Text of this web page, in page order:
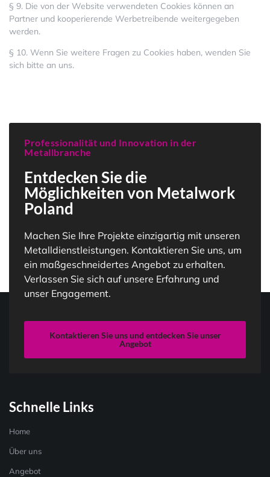
§ 9. Die von der Website verwendeten Cookies können an
Partner und kooperierende Werbetreibende weitergegeben
werden.
§ 10. Wenn Sie weitere Fragen zu Cookies haben, wenden Sie
sich bitte an uns.
Professionalität und Innovation in der
Metallbranche
Entdecken Sie die
Möglichkeiten von Metalwork
Poland
Machen Sie Ihre Projekte einzigartig mit unseren
Metalldienstleistungen. Kontaktieren Sie uns, um
ein maßgeschneidertes Angebot zu erhalten.
Verlassen Sie sich auf unsere Erfahrung und
unser Engagement.
Kontaktieren Sie uns und entdecken Sie unser
Angebot
Schnelle Links
Home
Über uns
Angebot